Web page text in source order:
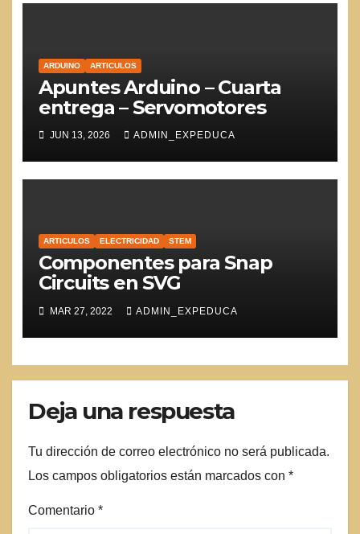
ARDUINO ARTICULOS
Apuntes Arduino – Cuarta
entrega – Servomotores
JUN 13, 2026 ADMIN_EXPEDUCA
ARTICULOS ELECTRICIDAD STEM
Componentes para Snap
Circuits en SVG
MAR 27, 2022 ADMIN_EXPEDUCA
Deja una respuesta
Tu dirección de correo electrónico no será publicada.
Los campos obligatorios están marcados con *
Comentario *